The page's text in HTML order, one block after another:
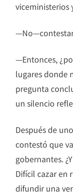
viceministerios
—Entonces,
lugares donde
pregunta
un silencio
Después de
contestó que
gobernantes.
Difícil cazar en
difundir una